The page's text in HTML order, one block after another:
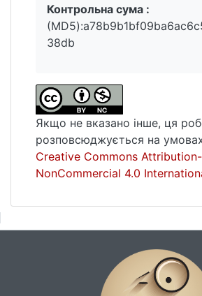
Контрольна сума :
38db
Якщо не вказано інше, ця
розповсюджується на умовах
Creative Commons Attribution-
NonCommercial 4.0